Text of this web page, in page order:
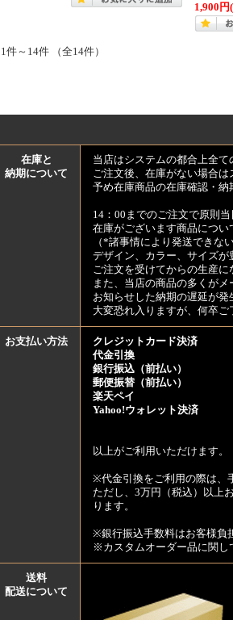
1,900円
1件～14件 （全14件）
在庫と
納期について
当店はシステムの都合上全て
ご注文後、在庫がない場合は
予め在庫商品の在庫確認・納
14：00までのご注文で原則
在庫がございます商品につい
（*諸事情により発送できな
デザイン、カラー、サイズが
ご注文を受けてからの生産に
また、当店の商品の多くが
お知らせした納期の遅延が発
大変恐れ入りますが、何卒ご
お支払い方法
クレジットカード決済
代金引換
銀行振込（前払い）
郵便振替（前払い）
楽天ペイ
Yahoo!ウォレット決済
以上がご利用いただけます。
※代金引換をご利用の際は、
ただし、3万円（税込）以上
ります。
※銀行振込手数料はお客様負
※カスタムオーダー品に関し
送料
配送について